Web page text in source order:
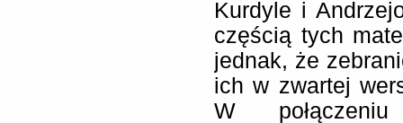
Kurdyle i
częścią tych
jednak, że
ich w zwartej
W